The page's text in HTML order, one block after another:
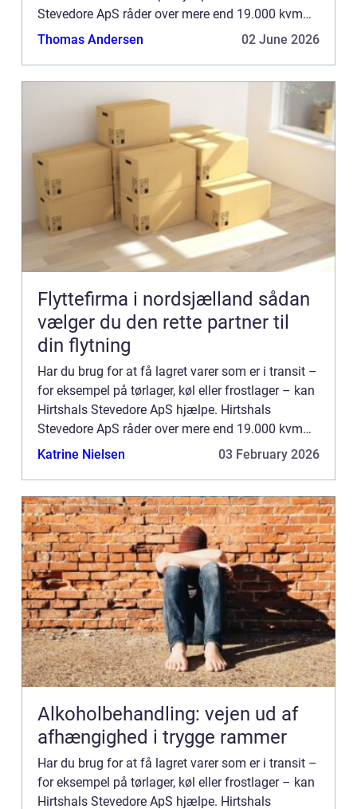
Stevedore ApS råder over mere end 19.000 kvm
tørlager og en logistisk velorganiseret infrastruktur
Thomas Andersen 02 June 2026
Flyttefirma i nordsjælland sådan
vælger du den rette partner til
din flytning
Har du brug for at få lagret varer som er i transit –
for eksempel på tørlager, køl eller frostlager – kan
Hirtshals Stevedore ApS hjælpe. Hirtshals
Stevedore ApS råder over mere end 19.000 kvm
tørlager og en logistisk velorganiseret infrastruktur
Katrine Nielsen 03 February 2026
Alkoholbehandling: vejen ud af
afhængighed i trygge rammer
Har du brug for at få lagret varer som er i transit –
for eksempel på tørlager, køl eller frostlager – kan
Hirtshals Stevedore ApS hjælpe. Hirtshals